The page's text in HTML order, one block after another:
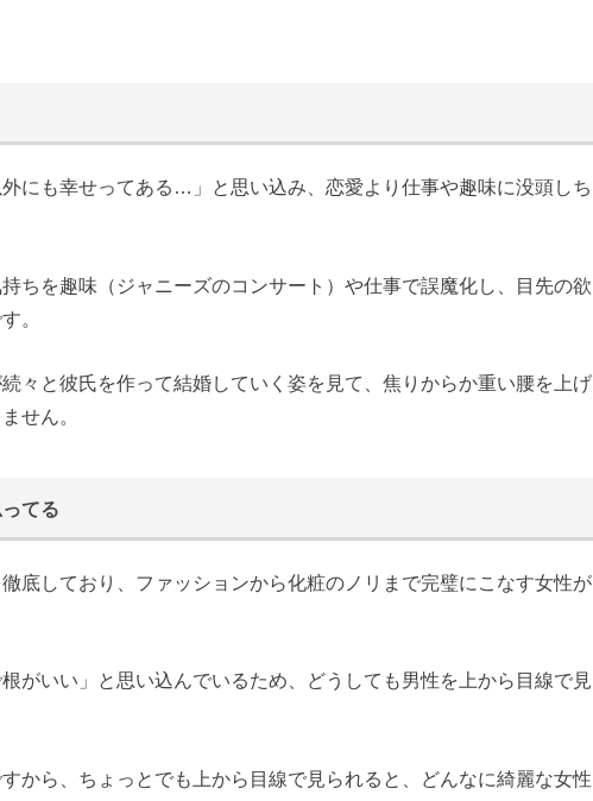
にも幸せってある…」と思い込み、恋愛より仕事や趣味に没頭しち
ちを趣味（ジャニーズのコンサート）や仕事で誤魔化し、目先の欲
。
々と彼氏を作って結婚していく姿を見て、焦りからか重い腰を上げ
せん。
てる
底しており、ファッションから化粧のノリまで完璧にこなす女性が
がいい」と思い込んでいるため、どうしても男性を上から目線で見
から、ちょっとでも上から目線で見られると、どんなに綺麗な女性